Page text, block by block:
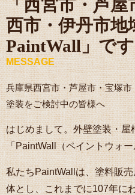
「西宮市・芦屋
西市・伊丹市地
PaintWall」で
MESSAGE
兵庫県西宮市・芦屋市・宝塚
塗装をご検討中の皆様へ
はじめまして。外壁塗装・屋
「PaintWall（ペイントウォ
私たちPaintWallは、塗料販
体とし、これまでに107年に